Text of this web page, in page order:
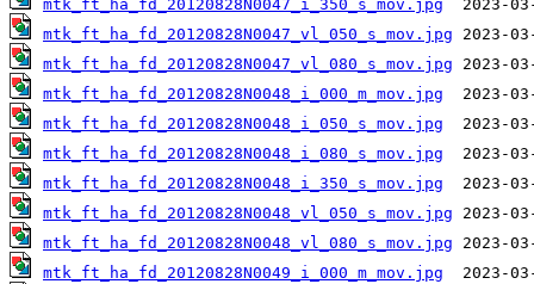
mtk_ft_ha_fd_20120828N0047_i_350_s_mov.jpg
mtk_ft_ha_fd_20120828N0047_vl_050_s_mov.jpg
mtk_ft_ha_fd_20120828N0047_vl_080_s_mov.jpg
mtk_ft_ha_fd_20120828N0048_i_000_m_mov.jpg
mtk_ft_ha_fd_20120828N0048_i_050_s_mov.jpg
mtk_ft_ha_fd_20120828N0048_i_080_s_mov.jpg
mtk_ft_ha_fd_20120828N0048_i_350_s_mov.jpg
mtk_ft_ha_fd_20120828N0048_vl_050_s_mov.jpg
mtk_ft_ha_fd_20120828N0048_vl_080_s_mov.jpg
mtk_ft_ha_fd_20120828N0049_i_000_m_mov.jpg